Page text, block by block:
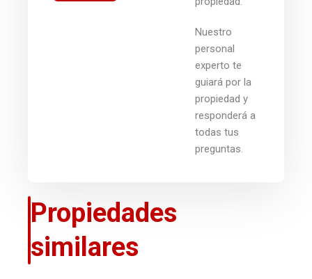
Nuestro
personal
experto te
guiará por la
propiedad y
responderá a
todas tus
preguntas.
Propiedades
similares